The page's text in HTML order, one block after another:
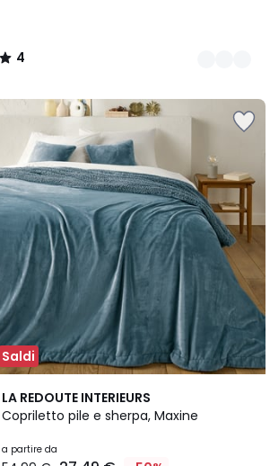
4
/
Saldi
LA REDOUTE INTERIEURS
Copriletto pile e sherpa, Maxine
a partire da
4,5
/ 5
6
Colori